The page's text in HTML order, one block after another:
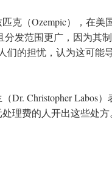
克（Ozempic），在美
发范围更广，因为其
们的担忧，认为这可能
Dr. Christopher Labos
理费的人开出这些处方